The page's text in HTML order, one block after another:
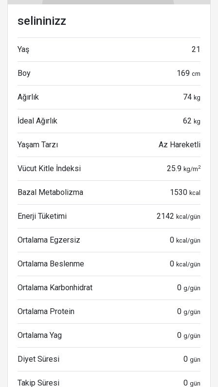
selininizz
Yaş 21
Boy 169 cm
Ağırlık 74 kg
İdeal Ağırlık 62 kg
Yaşam Tarzı Az Hareketli
Vücut Kitle İndeksi 25.9 kg/m2
Bazal Metabolizma 1530 kcal
Enerji Tüketimi 2142 kcal/gün
Ortalama Egzersiz 0 kcal/gün
Ortalama Beslenme 0 kcal/gün
Ortalama Karbonhidrat 0 g/gün
Ortalama Protein 0 g/gün
Ortalama Yag 0 g/gün
Diyet Süresi 0 gün
Takip Süresi 0 gün